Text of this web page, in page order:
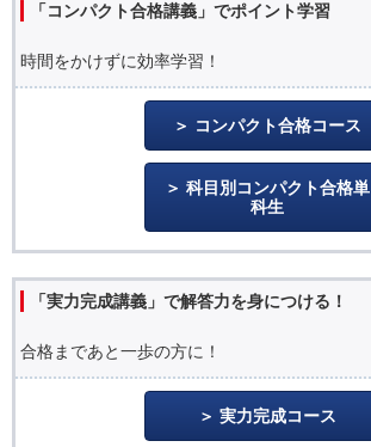
「コンパクト合格講義」でポイント学習
時間をかけずに効率学習！
コンパクト合格コース
科目別コンパクト合格単
科生
「実力完成講義」で解答力を身につける！
合格まであと一歩の方に！
実力完成コース